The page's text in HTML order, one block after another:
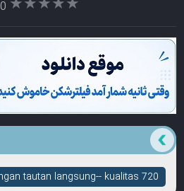
tautan langsung-- kualitas 720